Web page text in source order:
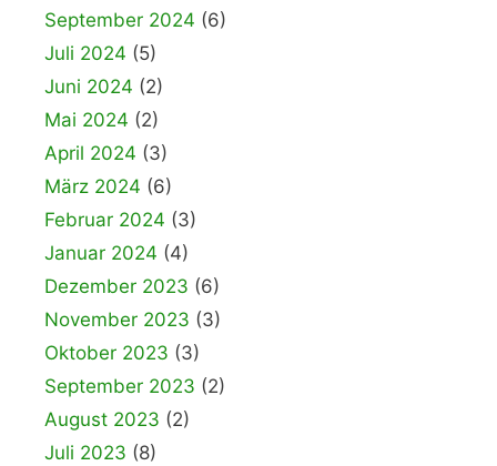
September 2024 (6)
Juli 2024 (5)
Juni 2024 (2)
Mai 2024 (2)
April 2024 (3)
März 2024 (6)
Februar 2024 (3)
Januar 2024 (4)
Dezember 2023 (6)
November 2023 (3)
Oktober 2023 (3)
September 2023 (2)
August 2023 (2)
Juli 2023 (8)